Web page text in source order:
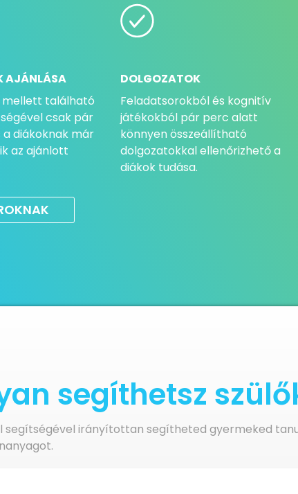
AJÁNLÁSA
található
csak pár
diákoknak már
az ajánlott
DOLGOZATOK
Feladatsorokból és kognitív
játékokból pár perc alatt
könnyen összeállítható
dolgozatokkal ellenőrizhető a
diákok tudása.
segíthetsz
segítségével irányítottan segítheted gyermeked